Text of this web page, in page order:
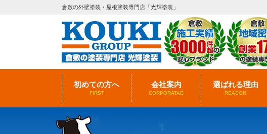
倉敷の外壁塗装・屋根塗装専門店「光輝塗装」
初めての方へ
FIRST
会社案内
CORPORATAE
選ばれる理由
REASON